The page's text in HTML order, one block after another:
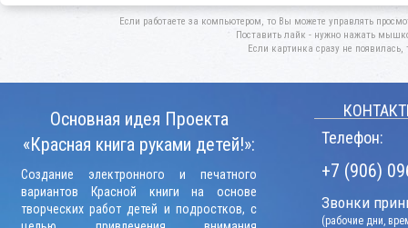
Если работаете за компьютером, то Вы можете управлять
Поставить лайк - нужно нажать
Если картинка сразу не появилась,
Основная идея Проекта
«Красная книга руками детей!»:
Создание электронного и печатного
вариантов Красной книги на основе
творческих работ детей и подростков, с
Телефон:
+7 (906)
Звонки
(рабочие дни,